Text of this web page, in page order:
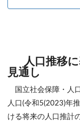
人口推移
見通し
国立社会保障・人
人口(令和5(2023)年
ける将来の人口推計